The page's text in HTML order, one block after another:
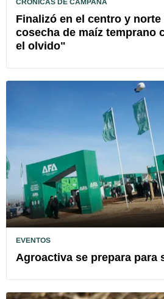
Finalizó en el centro y norte
cosecha de maíz temprano
el olvido"
EVENTOS
Agroactiva se prepara para